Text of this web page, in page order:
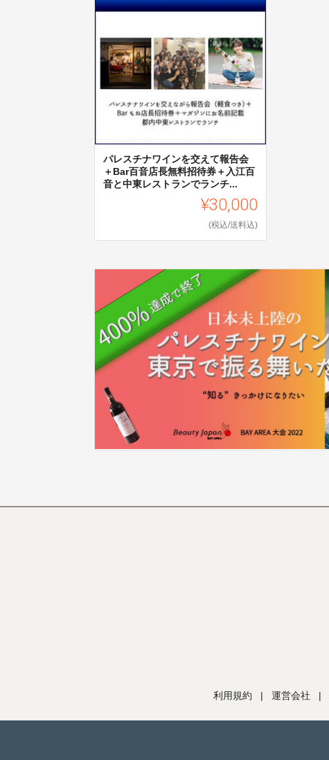
パレスチナワインを交えて報告会
＋Bar百音店長無料招待券＋入江百
音と中東レストランでランチ...
¥30,000
(税込/送料込)
利用規約 | 運営会社 |